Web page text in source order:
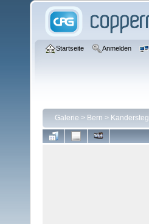
Startseite Anmelden
Galerie > Bern > Kandersteg